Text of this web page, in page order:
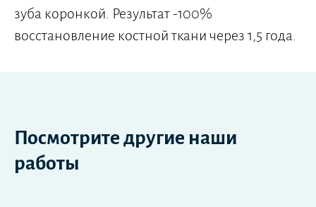
зуба коронкой. Результат -100%
восстановление костной ткани через 1,5 года.
Посмотрите другие наши
работы